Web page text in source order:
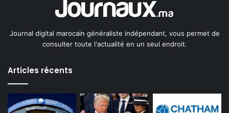
Journal digital marocain généraliste indépendant, vous permet de
consulter toute l'actualité en un seul endroit.
Articles récents